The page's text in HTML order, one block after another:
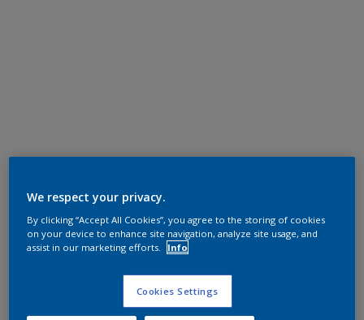
We respect your privacy.
By clicking “Accept All Cookies”, you agree to the storing of cookies
on your device to enhance site navigation, analyze site usage, and
assist in our marketing efforts.
Info
Cookies Settings